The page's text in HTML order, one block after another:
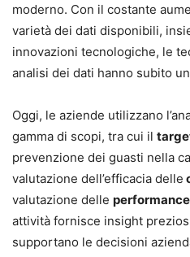
moderno. Con il costante
varietà dei dati disponibili,
innovazioni tecnologiche, le
analisi dei dati hanno subito
Oggi, le aziende utilizzano
gamma di scopi, tra cui il
prevenzione dei guasti nella
valutazione dell’efficacia delle
valutazione delle performance
attività fornisce insight
supportano le decisioni